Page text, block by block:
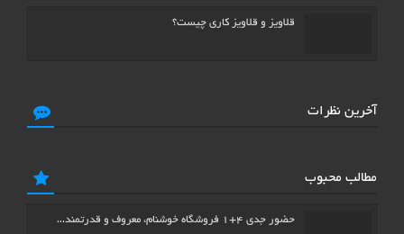
قلاویز و قلاویز کاری چیست؟
آخرین نظرات
مطالب محبوب
حضور جدی ۴+۱ فروشگاه خوشنام، معروف و قدرتمند…